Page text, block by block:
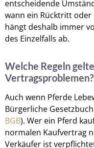
entscheidende
wann ein Rücktritt
hängt deshalb immer
des Einzelfalls ab.
Welche Regeln
Vertragsproblemen?
Auch wenn Pferde
Bürgerliche
BGB). Wer ein Pferd
normalen Kaufvertrag
Verkäufer ist